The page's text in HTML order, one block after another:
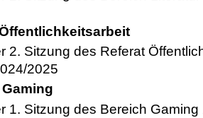
2. Sitzung des Referat
2025
1. Sitzung des Bereich